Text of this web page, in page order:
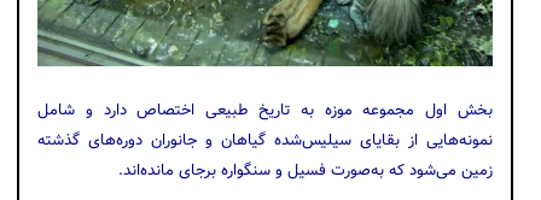
بخش اول مجموعه موزه به تاریخ طبیعی اختصاص دارد و شامل
نمونه‌هایی از بقایای سیلیس‌شده گیاهان و جانوران دوره‌های گذشته
زمین می‌شود که به‌صورت فسیل و سنگواره برجای مانده‌اند.